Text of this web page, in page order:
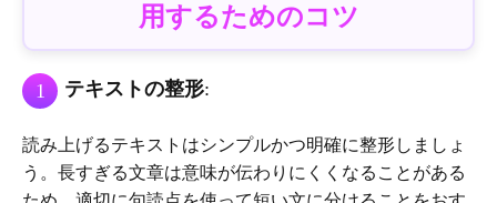
用するためのコツ
1 テキストの整形:
読み上げるテキストはシンプルかつ明確に整形しましょ
う。長すぎる文章は意味が伝わりにくくなることがある